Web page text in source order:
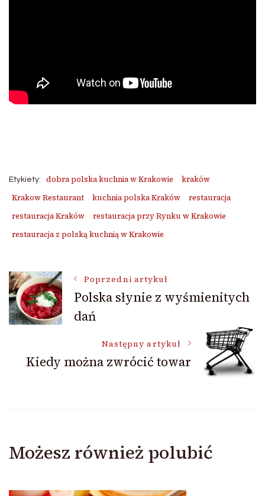
Etykiety: dobra polska kuchnia w Krakowie
kraków
Krakow Restaurant
kuchnia polska Kraków
restauracja
restauracja Kraków
restauracja przy Rynku w Krakowie
restauracja z polską kuchnią w Krakowie
Nawigacja
wpisu
Poprzedni artykuł
Polska słynie z wyśmienitych
dań
Następny artykuł
Kiedy można zwrócić towar
Możesz również polubić